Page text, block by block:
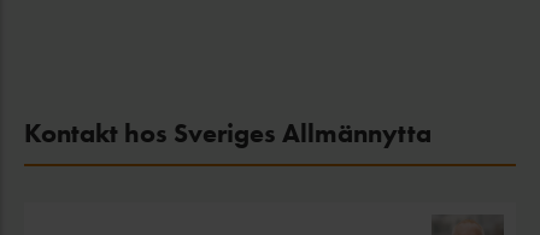
Kontakt hos Sveriges Allmännytta